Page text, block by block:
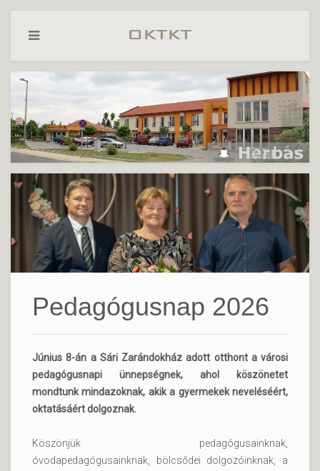
Pedagógusnap 2026
Június 8-án a Sári Zarándokház adott otthont a városi
pedagógusnapi ünnepségnek, ahol köszönetet
mondtunk mindazoknak, akik a gyermekek neveléséért,
oktatásáért dolgoznak.
Köszönjük pedagógusainknak,
óvodapedagógusainknak, bölcsődei dolgozóinknak, a